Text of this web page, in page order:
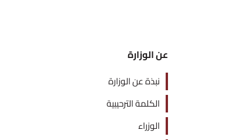
عن الوزارة
نبذة عن الوزارة
الكلمة الترحيبية
الوزراء